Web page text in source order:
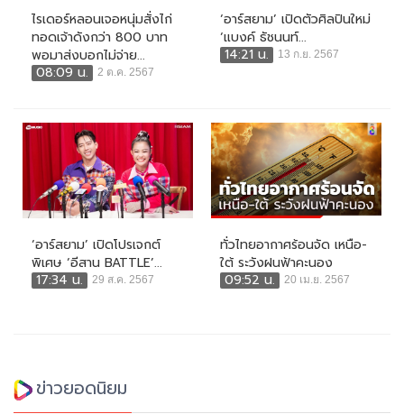
ไรเดอร์หลอนเจอหนุ่มสั่งไก่
ทอดเจ้าดังกว่า 800 บาท
พอมาส่งบอกไม่จ่าย...
08:09 น.
2 ต.ค. 2567
‘อาร์สยาม’ เปิดตัวศิลปินใหม่
‘แบงค์ ธัชนนท์...
14:21 น.
13 ก.ย. 2567
‘อาร์สยาม’ เปิดโปรเจกต์
พิเศษ ‘อีสาน BATTLE’...
17:34 น.
29 ส.ค. 2567
ทั่วไทยอากาศร้อนจัด เหนือ-
ใต้ ระวังฝนฟ้าคะนอง
09:52 น.
20 เม.ย. 2567
ข่าวยอดนิยม